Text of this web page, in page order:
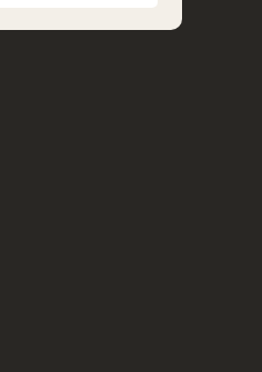
Протезирование